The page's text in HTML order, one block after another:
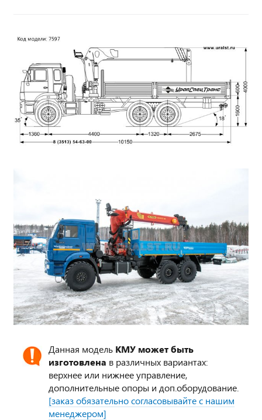
Данная модель КМУ может быть
изготовлена в различных вариантах:
верхнее или нижнее управление,
дополнительные опоры и доп.оборудование.
[заказ обязательно согласовывайте с нашим
менеджером]